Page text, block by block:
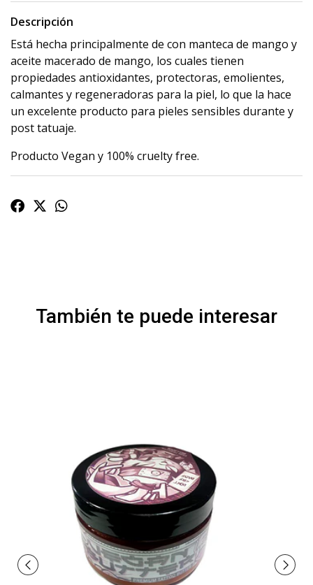
Descripción
Está hecha principalmente de con manteca de mango y
aceite macerado de mango, los cuales tienen
propiedades antioxidantes, protectoras, emolientes,
calmantes y regeneradoras para la piel, lo que la hace
un excelente producto para pieles sensibles durante y
post tatuaje.
Producto Vegan y 100% cruelty free.
También te puede interesar